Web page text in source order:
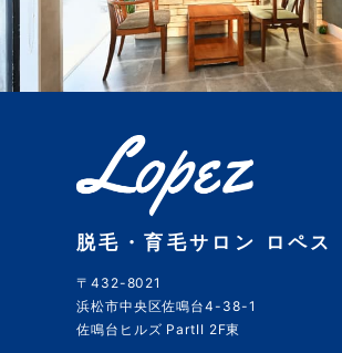
脱毛・育毛サロン ロペス
〒432-8021
浜松市中央区佐鳴台4-38-1
佐鳴台ヒルズ PartII 2F東